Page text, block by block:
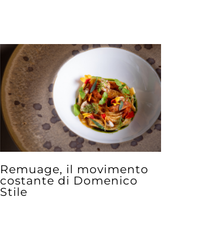
Remuage, il movimento
costante di Domenico
Stile